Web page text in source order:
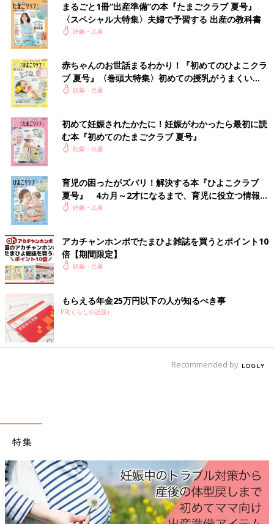
からご利用いただけます。
Amazonで購入する（送料無料）
楽天市場で購入する（送料無料）
関連：赤ちゃんの名前ランキング
け・命名]
関連：女の子の赤ちゃんの名前ランキング100 [赤ちゃんの名づ
け・命名]
まるごと1冊“出産準備”の本『たまごクラブ 夏号』
〈スペシャル大特集〉夫婦で予習する 出産の教科書
妊娠・出産
赤ちゃんのお世話まるわかり！『初めてのひよこクラ
ブ 夏号』〈巻頭大特集〉初めての授乳がうまくい
く！ おっぱい・ミルクの基本と夏のトラブル 解決テ
妊娠・出産
初めて妊娠されたかたに！妊娠がわかったら最初に読
む本『初めてのたまごクラブ 夏号』
妊娠・出産
育児の困ったがズバリ！解決する本『ひよこクラブ
夏号』 4カ月～2才になるまで、育児に役立つ情報が
いっぱい！
妊娠・出産
アカチャンホンポでたまひよ雑誌を買うとポイント10
倍【期間限定】
妊娠・出産
もらえる年金25万円以下の人が知るべき事
PR(くらしの話題)
Recommended by
特集